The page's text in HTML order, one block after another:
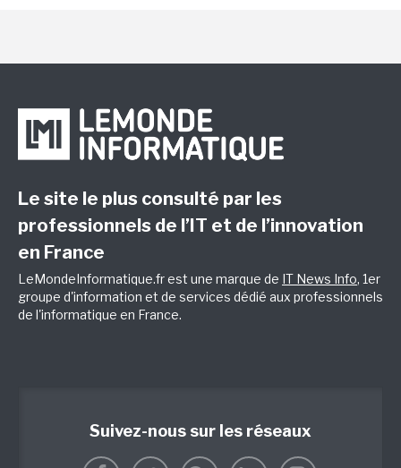
Le site le plus consulté par les
professionnels de l’IT et de l’innovation
en France
LeMondeInformatique.fr est une marque de IT News Info, 1er
groupe d'information et de services dédié aux professionnels
de l'informatique en France.
Suivez-nous sur les réseaux